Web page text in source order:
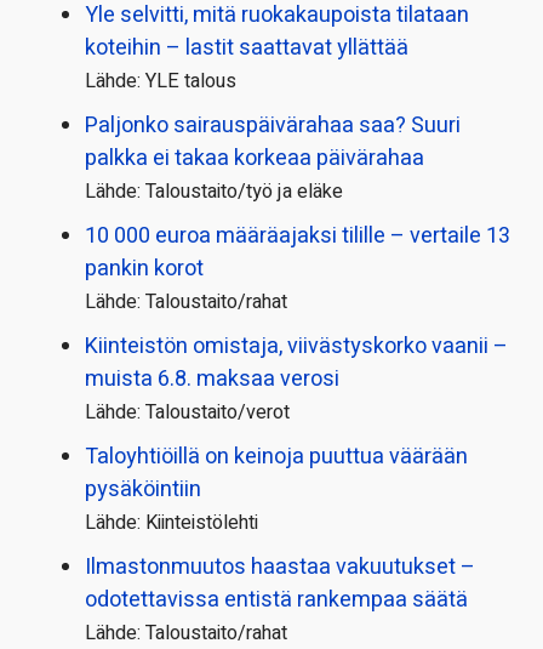
Yle selvitti, mitä ruokakaupoista tilataan
koteihin – lastit saattavat yllättää
Lähde: YLE talous
Paljonko sairauspäivä­rahaa saa? Suuri
palkka ei takaa korkeaa päivärahaa
Lähde: Taloustaito/työ ja eläke
10 000 euroa määräajaksi tilille – vertaile 13
pankin korot
Lähde: Taloustaito/rahat
Kiinteistön omistaja, viivästyskorko vaanii –
muista 6.8. maksaa verosi
Lähde: Taloustaito/verot
Taloyhtiöillä on keinoja puuttua väärään
pysäköintiin
Lähde: Kiinteistölehti
Ilmastonmuutos haastaa vakuutukset –
odotettavissa entistä rankempaa säätä
Lähde: Taloustaito/rahat